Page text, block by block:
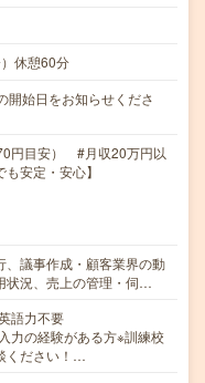
休憩60分
始日をお知らせくださ
円目安） #月収20万円以
安定・安心】
、議事作成・顧客業界の動
状況、売上の管理・伺…
語力不要
力の経験がある方※訓練校
ください！…